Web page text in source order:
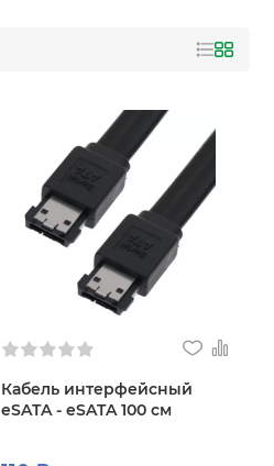
Кабель интерфейсный
eSATA - eSATA 100 см